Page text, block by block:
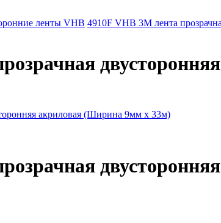
ленты VHB 4910F VHB 3М лента